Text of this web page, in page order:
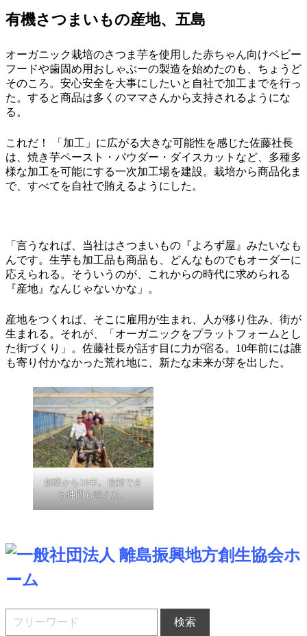
有機さつまいもの産地、五島
オーガニック栽培のさつま芋を使用した赤ちゃん向けベビー
フードや歯固め用おしゃぶーの製造を始めたのも、ちょうど
そのころ。安心安全を大事にしたいと自社で加工までを行っ
た。すると商品は多くのママさんから支持されるようにな
る。
これだ！ 「加工」に広がる大きな可能性を感じた佐藤社長
は、焼き芋ペースト・パウダー・ダイスカットなど、多種多
様な加工を可能にする一次加工場を建設。栽培から商品化ま
で、すべてを自社で賄えるようにした。
「言うなれば、当社はさつまいもの『よろず屋』みたいなも
んです。生芋も加工品も商品も、どんなものでもオーダーに
応えられる。そういうのが、これからの時代に求められる
『産地』なんじゃないかな」。
産地をつくれば、そこに雇用が生まれ、人が移り住み、街が
生まれる。それが、「オーガニックをプラットフォームとし
た街づくり」。佐藤社長が話す目に力が宿る。10年前には誰
も寄り付かなかった荒れ地に、新たな未来が芽を出した。
創業から10年。信頼でき
る仲間も増えた。
ホ
ーム